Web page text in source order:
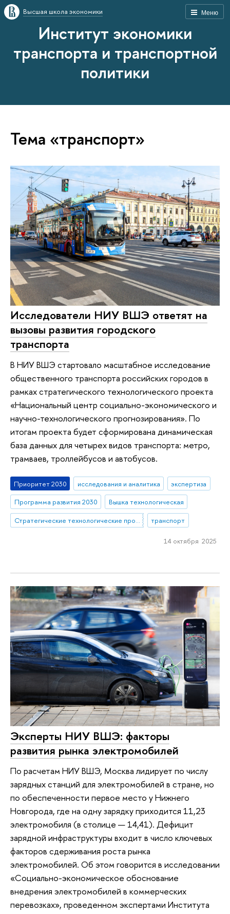
Меню
Высшая школа экономики
Институт экономики
транспорта и транспортной
политики
Тема «транспорт»
Исследователи НИУ ВШЭ ответят на
вызовы развития городского
транспорта
В НИУ ВШЭ стартовало масштабное исследование
общественного транспорта российских городов в
рамках стратегического технологического проекта
«Национальный центр социально-экономического и
научно-технологического прогнозирования». По
итогам проекта будет сформирована динамическая
база данных для четырех видов транспорта: метро,
трамваев, троллейбусов и автобусов.
Приоритет 2030 исследования и аналитика
экспертиза
Программа развития 2030
Вышка технологическая
Стратегические технологические проекты
транспорт
14 октября 2025
Эксперты НИУ ВШЭ: факторы
развития рынка электромобилей
По расчетам НИУ ВШЭ, Москва лидирует по числу
зарядных станций для электромобилей в стране, но
по обеспеченности первое место у Нижнего
Новгорода, где на одну зарядку приходится 11,23
электромобиля (в столице — 14,41). Дефицит
зарядной инфраструктуры входит в число ключевых
факторов сдерживания роста рынка
электромобилей. Об этом говорится в исследовании
«Социально-экономическое обоснование
внедрения электромобилей в коммерческих
перевозках», проведенном экспертами Института